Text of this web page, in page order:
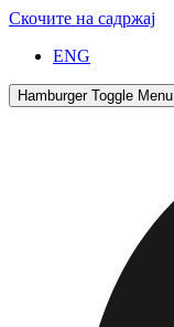
Скочите на садржај
ENG
Hamburger Toggle Menu